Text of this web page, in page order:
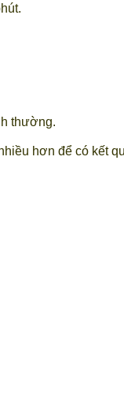
thường.
hơn để có kết